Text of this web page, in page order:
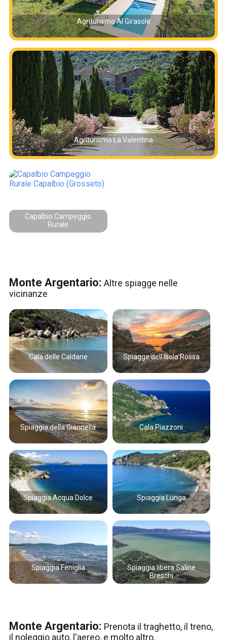
Agriturismo Al Girasole
Agriturismo La Valentina
Capalbio Campeggio
Rurale
Monte Argentario: Altre spiagge nelle
vicinanze
Cala delle Caldane Spiagge dell'Isola Rossa
Spiaggia della Giannella Cala Piazzoni
Spiaggia Acqua Dolce Spiaggia Lunga
Spiaggia Feniglia
Spiaggia libera Saline
Breschi
Monte Argentario: Prenota il traghetto, il treno,
il noleggio auto, l'aereo, e molto altro.